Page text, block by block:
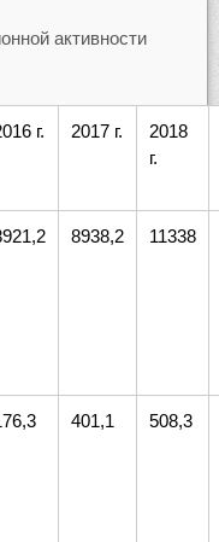
активности
г. 2017 г.
2018
г.
8938,2 11338
401,1 508,3